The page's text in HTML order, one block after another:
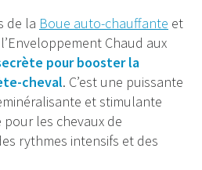
de la Boue auto-chauffante et
Chaud aux
pour booster la
cheval. C’est une puissante
et stimulante
les chevaux de
rythmes intensifs et des